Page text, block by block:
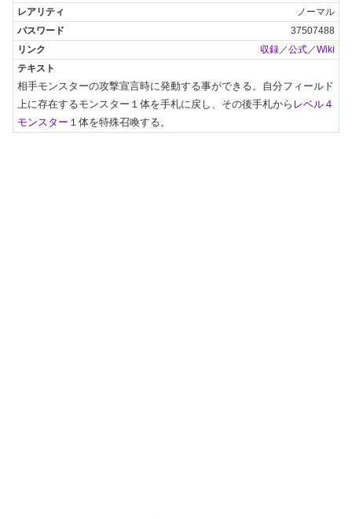
ノーマル
37507488
収録／公式／Wiki
相手モンスターの攻撃宣言時に発動する事ができる。自分フィールド
上に存在するモンスター１体を手札に戻し、その後手札から レベル４
モンスター １体を特殊召喚する。